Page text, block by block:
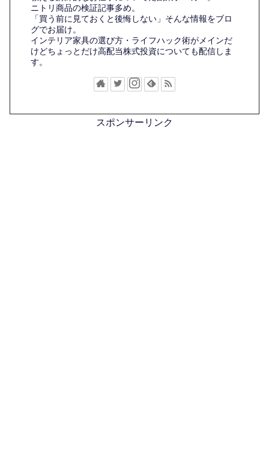
ニトリ商品の検証記事多め。
「買う前に見ておくと後悔しない」そんな情報をブロ
グでお届け。
インテリア家具の選び方・ライフハック術がメインだ
けどちょっとだけ高配当株式投資についても配信しま
す。
スポンサーリンク